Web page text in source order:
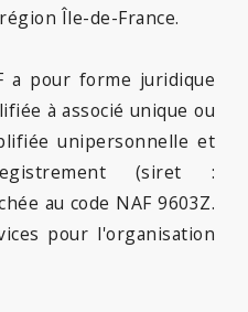
Île-de-France.
a pour forme juridique
à associé unique ou
unipersonnelle et
(siret :
au code NAF 9603Z.
pour l'organisation